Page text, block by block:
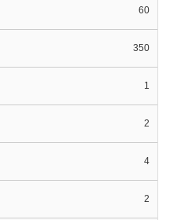
60
350
1
2
4
2